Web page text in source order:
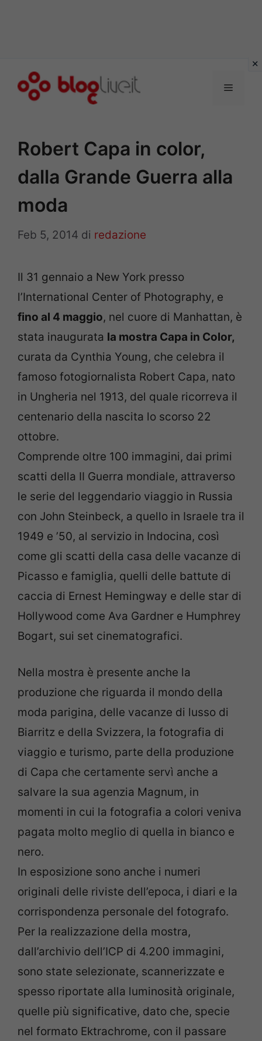
Menu
Robert Capa in color,
dalla Grande Guerra alla
moda
Feb 5, 2014 di redazione
Il 31 gennaio a New York presso
l’International Center of Photography, e
fino al 4 maggio, nel cuore di Manhattan, è
stata inaugurata la mostra Capa in Color,
curata da Cynthia Young, che celebra il
famoso fotogiornalista Robert Capa, nato
in Ungheria nel 1913, del quale ricorreva il
centenario della nascita lo scorso 22
ottobre.
Comprende oltre 100 immagini, dai primi
scatti della II Guerra mondiale, attraverso
le serie del leggendario viaggio in Russia
con John Steinbeck, a quello in Israele tra il
1949 e ’50, al servizio in Indocina, così
come gli scatti della casa delle vacanze di
Picasso e famiglia, quelli delle battute di
caccia di Ernest Hemingway e delle star di
Hollywood come Ava Gardner e Humphrey
Bogart, sui set cinematografici.
Nella mostra è presente anche la
produzione che riguarda il mondo della
moda parigina, delle vacanze di lusso di
Biarritz e della Svizzera, la fotografia di
viaggio e turismo, parte della produzione
di Capa che certamente servì anche a
salvare la sua agenzia Magnum, in
momenti in cui la fotografia a colori veniva
pagata molto meglio di quella in bianco e
nero.
In esposizione sono anche i numeri
originali delle riviste dell’epoca, i diari e la
corrispondenza personale del fotografo.
Per la realizzazione della mostra,
dall’archivio dell’ICP di 4.200 immagini,
sono state selezionate, scannerizzate e
spesso riportate alla luminosità originale,
quelle più significative, dato che, specie
nel formato Ektrachrome, con il passare